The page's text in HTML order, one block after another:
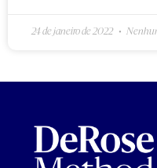
24 de janeiro de 2022